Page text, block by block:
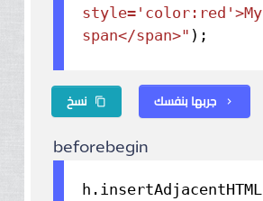
style='color:red'>My
span</span>" );
نسخ content_copy جربها بنفسك chevron_right
beforebegin
h. insertAdjacentHTML